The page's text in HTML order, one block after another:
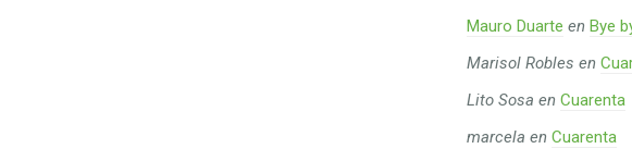
Mauro Duarte enBye
Marisol Robles en
Lito Sosa enCuarenta
marcela enCuarenta